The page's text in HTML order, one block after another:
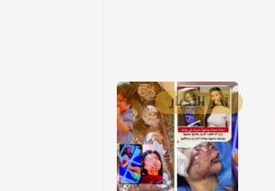
آخر الأخبار